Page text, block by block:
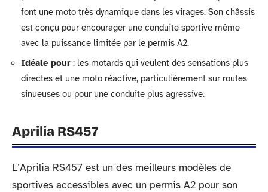
font une moto très dynamique dans les virages. Son châssis
est conçu pour encourager une conduite sportive même
avec la puissance limitée par le permis A2.
Idéale pour : les motards qui veulent des sensations plus
directes et une moto réactive, particulièrement sur routes
sinueuses ou pour une conduite plus agressive.
Aprilia RS457
L’Aprilia RS457 est un des meilleurs modèles de
sportives accessibles avec un permis A2 pour son